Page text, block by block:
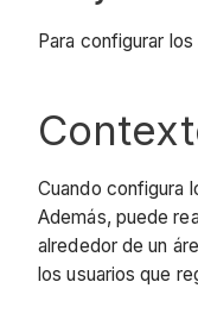
Para configurar
Cuando configura
Además, puede
alrededor de un
los usuarios que